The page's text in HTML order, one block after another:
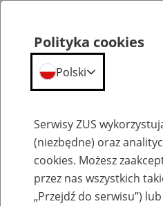
Szkolenia
Polityka cookies
Polski
Serwisy ZUS
(niezbędne) oraz
cookies. Możesz
przez nas wszystkich
„Przejdź do serwisu”)